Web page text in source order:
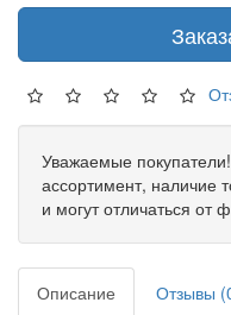
Уважаемые
ассортимент, наличие
и могут отличаться от
Описание
Отзывы